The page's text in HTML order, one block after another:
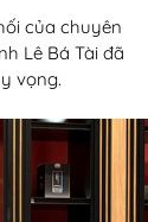
của chuyên
Lê Bá Tài đã
vọng.